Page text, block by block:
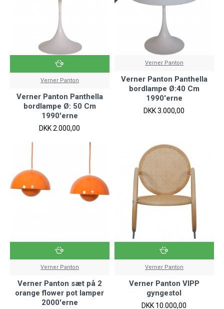
Verner Panton
Verner Panton Panthella
bordlampe Ø: 50 Cm
1990'erne
DKK 2.000,00
Verner Panton
Verner Panton Panthella
bordlampe Ø:40 Cm
1990'erne
DKK 3.000,00
Verner Panton
Verner Panton sæt på 2
orange flower pot lamper
2000'erne
Verner Panton
Verner Panton VIPP
gyngestol
DKK 10.000,00